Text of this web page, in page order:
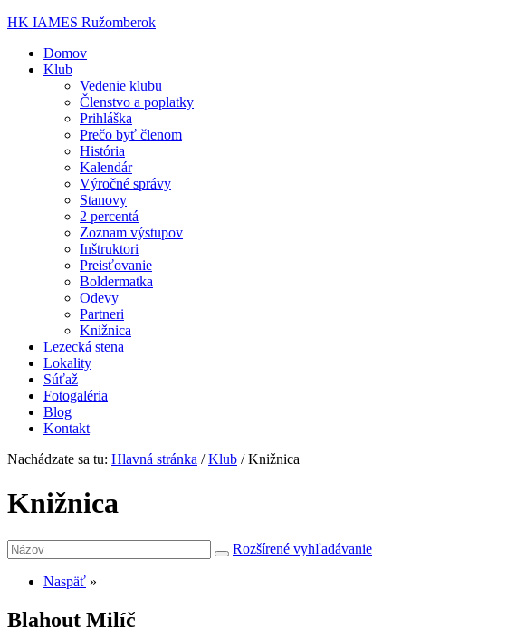
HK IAMES Ružomberok
Domov
Klub
Vedenie klubu
Členstvo a poplatky
Prihláška
Prečo byť členom
História
Kalendár
Výročné správy
Stanovy
2 percentá
Zoznam výstupov
Inštruktori
Preisťovanie
Boldermatka
Odevy
Partneri
Knižnica
Lezecká stena
Lokality
Súťaž
Fotogaléria
Blog
Kontakt
Nachádzate sa tu: Hlavná stránka /Klub /Knižnica
Knižnica
Rozšírené vyhľadávanie
Naspäť »
Blahout Milíč